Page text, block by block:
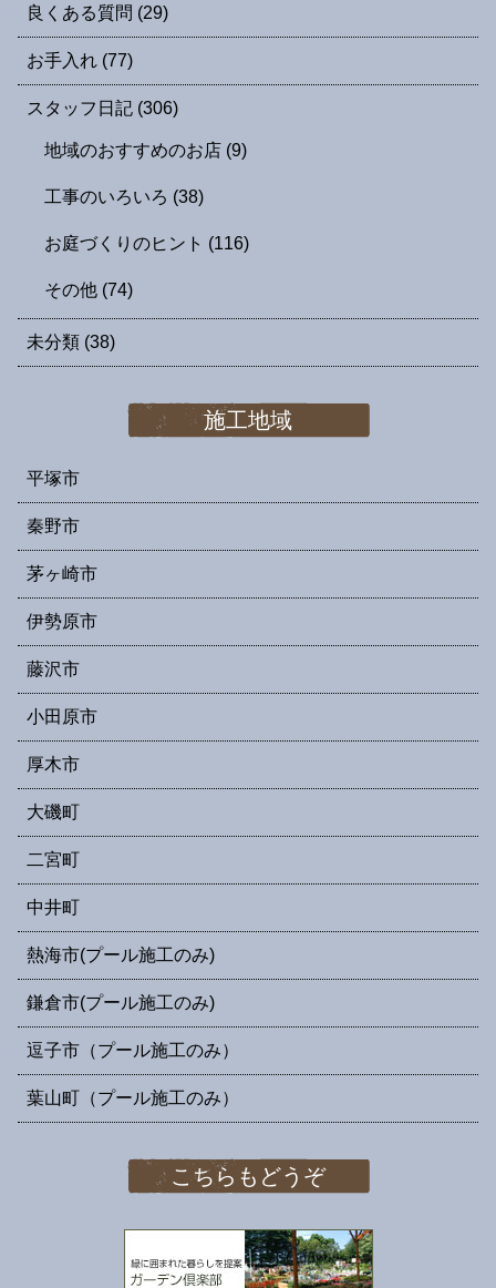
良くある質問 (29)
お手入れ (77)
スタッフ日記 (306)
地域のおすすめのお店 (9)
工事のいろいろ (38)
お庭づくりのヒント (116)
その他 (74)
未分類 (38)
施工地域
平塚市
秦野市
茅ヶ崎市
伊勢原市
藤沢市
小田原市
厚木市
大磯町
二宮町
中井町
熱海市(プール施工のみ)
鎌倉市(プール施工のみ)
逗子市（プール施工のみ）
葉山町（プール施工のみ）
こちらもどうぞ